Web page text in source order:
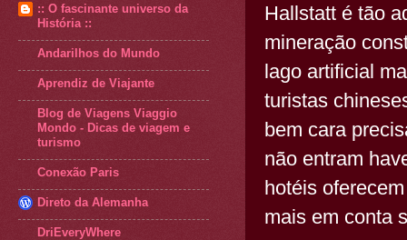
Hallstatt é tão
mineração
lago artificial
turistas
bem cara
não entram
hotéis
mais em conta
:: O fascinante universo da
História ::
Andarilhos do Mundo
Aprendiz de Viajante
Blog de Viagens Viaggio
Mondo - Dicas de viagem e
turismo
Conexão Paris
Direto da Alemanha
DriEveryWhere